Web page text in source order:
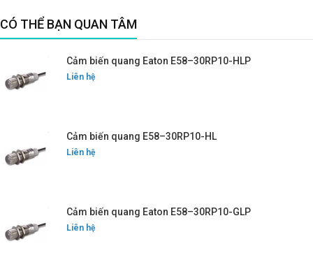
CÓ THỂ BẠN QUAN TÂM
Cảm biến quang Eaton E58–30RP10-HLP
Liên hệ
Cảm biến quang E58–30RP10-HL
Liên hệ
Cảm biến quang Eaton E58–30RP10-GLP
Liên hệ